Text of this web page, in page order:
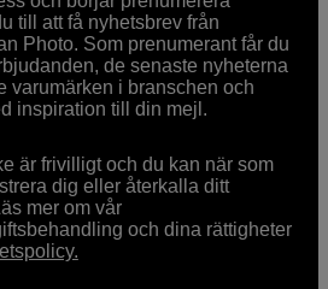
till att få nyhetsbrev från
Photo. Som prenumerant får du
de senaste nyheterna
varumärken i branschen och
inspiration till din mejl.
är frivilligt och du kan när som
dig eller återkalla ditt
mer om vår
och dina rättigheter